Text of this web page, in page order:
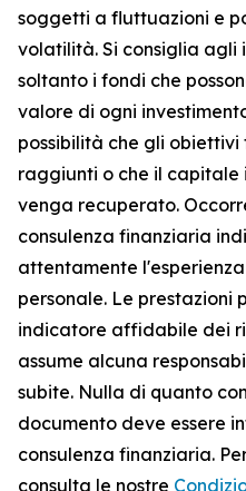
soggetti a fluttuazioni e
volatilità. Si consiglia agli
soltanto i fondi che
valore di ogni
possibilità che gli
raggiunti o che il capitale
venga recuperato.
consulenza finanziaria
attentamente
personale. Le prestazioni
indicatore affidabile dei
assume alcuna
subite. Nulla di quanto
documento deve essere
consulenza finanziaria.
consulta le nostre